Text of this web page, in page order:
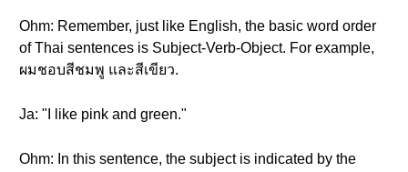
Ohm: Remember, just like English, the basic word order
of Thai sentences is Subject-Verb-Object. For example,
ผมชอบสีชมพู และสีเขียว.
Ja: "I like pink and green."
Ohm: In this sentence, the subject is indicated by the